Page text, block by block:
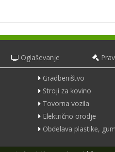
Oglaševanje
Gradbeništvo
Stroji za kovino
Tovorna vozila
Električno orodje
Obdelava plastike,